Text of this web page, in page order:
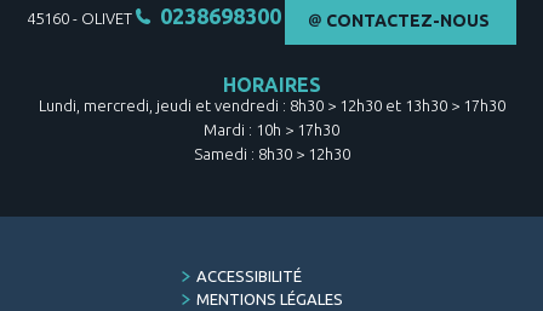
45160 - OLIVET 0238698300 CONTACTEZ-NOUS
HORAIRES
Lundi, mercredi, jeudi et vendredi : 8h30 > 12h30 et 13h30 > 17h30
Mardi : 10h > 17h30
Samedi : 8h30 > 12h30
FOOTER
MENU
ACCESSIBILITÉ
MENTIONS LÉGALES